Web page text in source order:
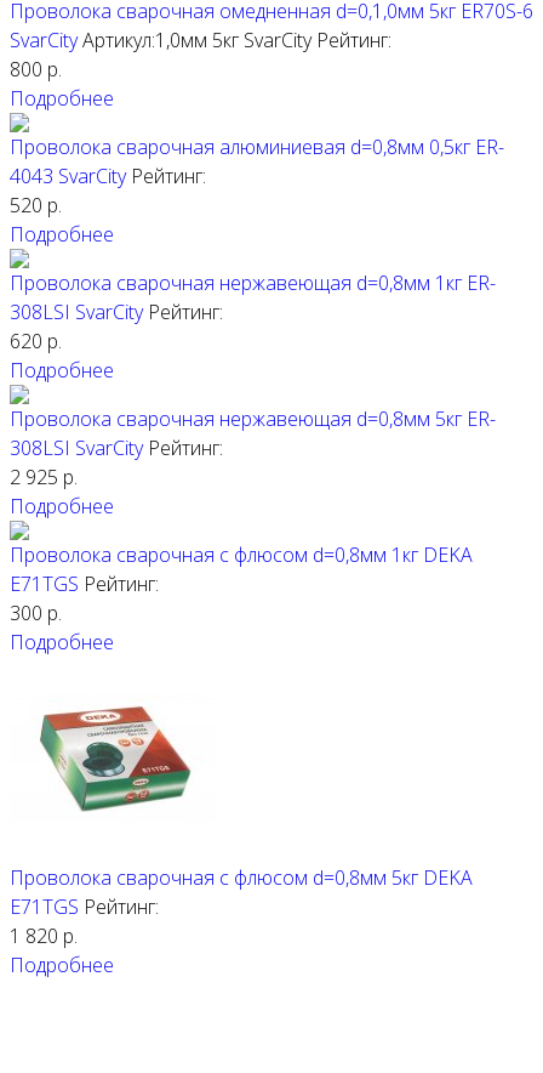
Проволока сварочная омедненная d=0,1,0мм 5кг ER70S-6
SvarCityАртикул:1,0мм 5кг SvarCity Рейтинг:
800 р.
Подробнее
Проволока сварочная алюминиевая d=0,8мм 0,5кг ER-
4043 SvarCity Рейтинг:
520 р.
Подробнее
Проволока сварочная нержавеющая d=0,8мм 1кг ER-
308LSI SvarCity Рейтинг:
620 р.
Подробнее
Проволока сварочная нержавеющая d=0,8мм 5кг ER-
308LSI SvarCity Рейтинг:
2 925 р.
Подробнее
Проволока сварочная с флюсом d=0,8мм 1кг DEKA
E71TGS Рейтинг:
300 р.
Подробнее
Проволока сварочная с флюсом d=0,8мм 5кг DEKA
E71TGS Рейтинг:
1 820 р.
Подробнее